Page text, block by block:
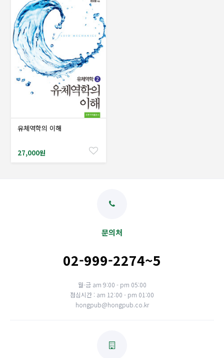
샘플도서신청
유체역학의 이해
27,000원
문의처
02-999-2274~5
월-금 am 9:00 - pm 05:00
점심시간 : am 12:00 - pm 01:00
hongpub@hongpub.co.kr